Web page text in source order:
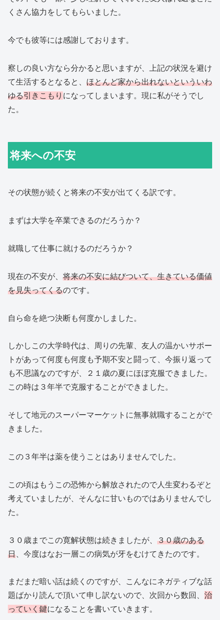
くさん協力をしてもらいました。
今でも彼等には感謝しております。
察しの良い方なら分かると思いますが、上記の状況を避け
て生活するとなると、 ほとんど家から出れないといういわ
ゆる引きこもり になってしまいます。現に私がそうでし
た。
将来への不安
その状態が続くと将来の不安が出てくる訳です。
まずは大学を卒業できるのだろうか？
就職して仕事に就けるのだろうか？
現在の不安が、 将来の不安に結びついて、生きている価値
を見失ってくるのです。
自ら命を絶つ決断も何度かしました。
しかしこの大学時代は、周りの先輩、友人の温かいサポー
トがあって何度も何度も予期不安と闘って、今振り返って
も不思議なのですが、２１歳の夏にほぼ克服できました。
この時は３年半で克服することができました。
そして地元のスーパーマーケットに無事就職することがで
きました。
この３年半は薬を使うことはありませんでした。
この頃はもうこの恐怖から解放されたので人生変わるぞと
考えていましたが、そんなに甘いものではありませんでし
た。
３０歳までこの寛解状態は続きましたが、 ３０歳のある
日 、今度はなお一層この病気が牙をむけてきたのです。
まだまだ暗い話は続くのですが、こんなにネガティブな話
題ばかり読んで頂いて申し訳ないので、次回から数回、 治
っていく鍵になることを書いていきます。